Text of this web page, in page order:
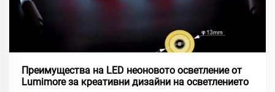
Преимущества на LED неоновото осветление от
Lumimore за креативни дизайни на осветлението